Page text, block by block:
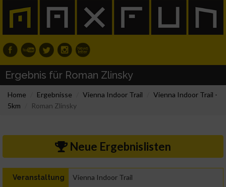
Ergebnis für Roman Zlinsky
Home Ergebnisse Vienna Indoor Trail
Vienna Indoor Trail -
5km
Roman Zlinsky
Neue Ergebnislisten
Veranstaltung Vienna Indoor Trail